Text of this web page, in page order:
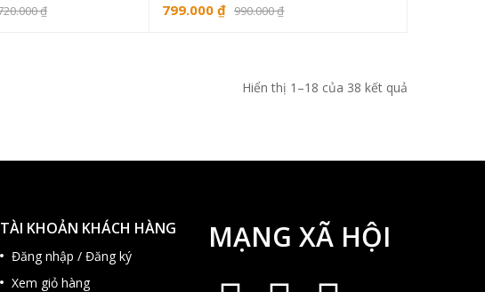
₫ 990.000₫
799.000₫
Hiển thị 1–18 của 38 kết quả
TÀI KHOẢN KHÁCH HÀNG
Đăng nhập / Đăng ký
Xem giỏ hàng
MẠNG XÃ HỘI